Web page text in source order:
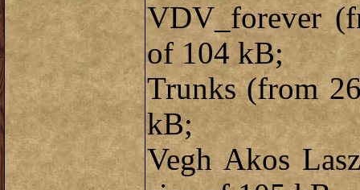
VDV_forever
of 104 kB;
Trunks (from
kB;
Vegh Akos